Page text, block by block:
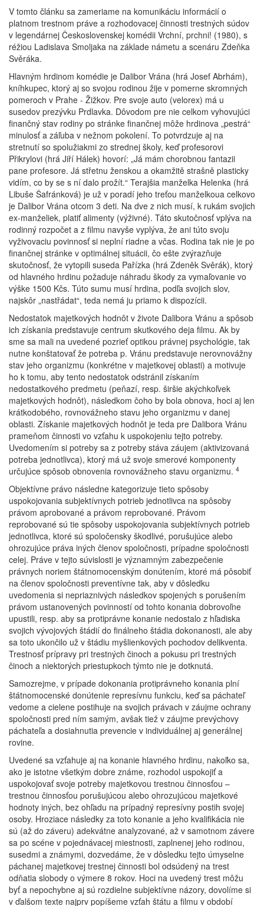
V tomto článku sa zameriame na komunikáciu informácií o
platnom trestnom práve a rozhodovacej činnosti trestných súdov
v legendárnej Československej komédii Vrchní, prchni! (1980), s
réžiou Ladislava Smoljaka na základe námetu a scenáru Zdeňka
Svěráka.
Hlavným hrdinom komédie je Dalibor Vrána (hrá Josef Abrhám),
kníhkupec, ktorý aj so svojou rodinou žije v pomerne skromných
pomeroch v Prahe - Žižkov. Pre svoje auto (velorex) má u
susedov prezývku Prdlavka. Dôvodom pre nie celkom vyhovujúci
finančný stav rodiny po stránke finančnej môže hrdinova „pestrá“
minulosť a záľuba v nežnom pokolení. To potvrdzuje aj na
stretnutí so spolužiakmi zo strednej školy, keď profesorovi
Přikrylovi (hrá Jiří Hálek) hovorí: „Já mám chorobnou fantazii
pane profesore. Já střetnu ženskou a okamžitě strašně plasticky
vidím, co by se s ní dalo prožít.“ Terajšia manželka Helenka (hrá
Libuše Šafránková) je už v poradí jeho treťou manželkoua celkovo
je Dalibor Vrána otcom 3 deti. Na dve z nich musí, k rukám svojich
ex-manželiek, platiť alimenty (výživné). Táto skutočnosť vplýva na
rodinný rozpočet a z filmu navyše vyplýva, že ani túto svoju
vyživovaciu povinnosť si neplní riadne a včas. Rodina tak nie je po
finančnej stránke v optimálnej situácii, čo ešte zvýrazňuje
skutočnosť, že vytopili suseda Pařízka (hrá Zdeněk Svěrák), ktorý
od hlavného hrdinu požaduje náhradu škody za vymaľovanie vo
výške 1500 Kčs. Túto sumu musí hrdina, podľa svojich slov,
najskôr „nastřádat“, teda nemá ju priamo k dispozícii.
Nedostatok majetkových hodnôt v živote Dalibora Vránu a spôsob
ich získania predstavuje centrum skutkového deja filmu. Ak by
sme sa mali na uvedené pozrieť optikou právnej psychológie, tak
nutne konštatovať že potreba p. Vránu predstavuje nerovnovážny
stav jeho organizmu (konkrétne v majetkovej oblasti) a motivuje
ho k tomu, aby tento nedostatok odstránil získaním
nedostatkového predmetu (peňazí, resp. širšie akýchkoľvek
majetkových hodnôt), následkom čoho by bola obnova, hoci aj len
krátkodobého, rovnovážneho stavu jeho organizmu v danej
oblasti. Získanie majetkových hodnôt je teda pre Dalibora Vránu
prameňom činnosti vo vzťahu k uspokojeniu tejto potreby.
Uvedomením si potreby sa z potreby stáva záujem (aktivizovaná
potreba jednotlivca), ktorý má už svoje smerové komponenty
určujúce spôsob obnovenia rovnovážneho stavu organizmu. 4
Objektívne právo následne kategorizuje tieto spôsoby
uspokojovania subjektívnych potrieb jednotlivca na spôsoby
právom aprobované a právom reprobované. Právom
reprobované sú tie spôsoby uspokojovania subjektívnych potrieb
jednotlivca, ktoré sú spoločensky škodlivé, porušujúce alebo
ohrozujúce práva iných členov spoločnosti, prípadne spoločnosti
celej. Práve v tejto súvislosti je významným zabezpečenie
právnych noriem štátnomocenským donútením, ktoré má pôsobiť
na členov spoločnosti preventívne tak, aby v dôsledku
uvedomenia si nepriaznivých následkov spojených s porušením
právom ustanovených povinností od tohto konania dobrovoľne
upustili, resp. aby sa protiprávne konanie nedostalo z hľadiska
svojich vývojových štádií do finálneho štádia dokonanosti, ale aby
sa toto ukončilo už v štádiu myšlienkových pochodov delikventa.
Trestnosť prípravy pri trestných činoch a pokusu pri trestných
činoch a niektorých priestupkoch týmto nie je dotknutá.
Samozrejme, v prípade dokonania protiprávneho konania plní
štátnomocenské donútenie represívnu funkciu, keď sa páchateľ
vedome a cielene postihuje na svojich právach v záujme ochrany
spoločnosti pred ním samým, avšak tiež v záujme prevýchovy
páchateľa a dosiahnutia prevencie v individuálnej aj generálnej
rovine.
Uvedené sa vzťahuje aj na konanie hlavného hrdinu, nakoľko sa,
ako je istotne všetkým dobre známe, rozhodol uspokojiť a
uspokojovať svoje potreby majetkovou trestnou činnosťou –
trestnou činnosťou porušujúcou alebo ohrozujúcou majetkové
hodnoty iných, bez ohľadu na prípadný represívny postih svojej
osoby. Hroziace následky za toto konanie a jeho kvalifikácia nie
sú (až do záveru) adekvátne analyzované, až v samotnom závere
sa po scéne v pojednávacej miestnosti, zaplnenej jeho rodinou,
susedmi a známymi, dozvedáme, že v dôsledku tejto úmyselne
páchanej majetkovej trestnej činnosti bol odsúdený na trest
odňatia slobody o výmere 8 rokov. Hoci na uvedený trest môžu
byť a nepochybne aj sú rozdielne subjektívne názory, dovolíme si
v ďalšom texte najprv popíšeme vzťah štátu a filmu v období